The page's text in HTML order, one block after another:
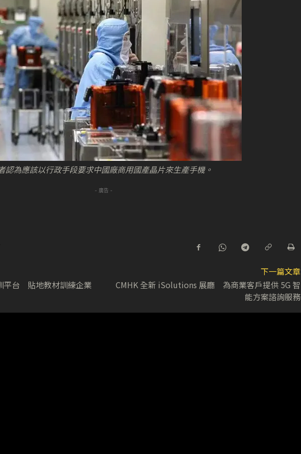
認為應該以行政手段要求中國廠商用國產晶片來生產手機。
- 廣告 -
平台 貼地教材訓練企業
下一篇文章
CMHK 全新 iSolutions 展廳 為商業客戶提供 5G 智
能方案諮詢服務